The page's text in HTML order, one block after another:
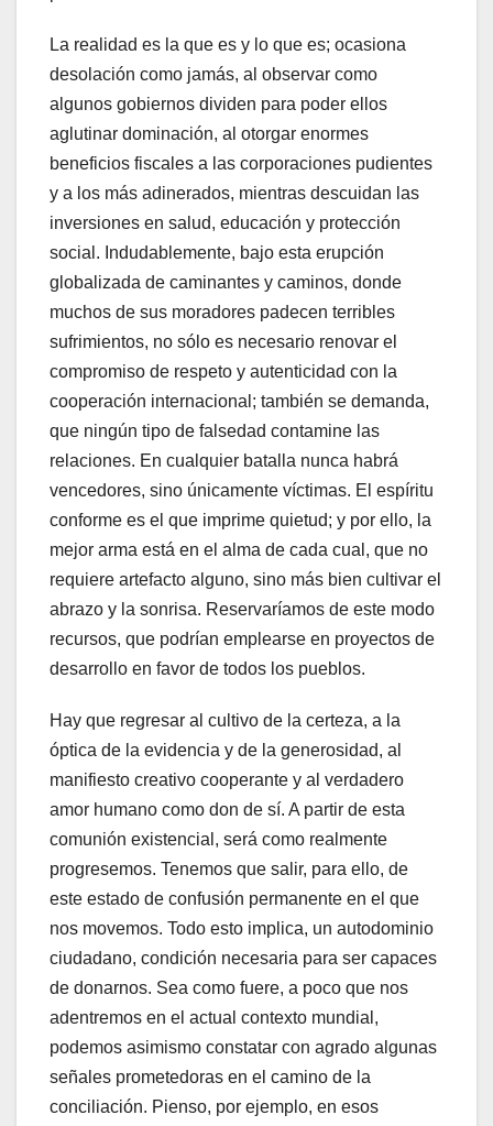
La realidad es la que es y lo que es; ocasiona
desolación como jamás, al observar como
algunos gobiernos dividen para poder ellos
aglutinar dominación, al otorgar enormes
beneficios fiscales a las corporaciones pudientes
y a los más adinerados, mientras descuidan las
inversiones en salud, educación y protección
social. Indudablemente, bajo esta erupción
globalizada de caminantes y caminos, donde
muchos de sus moradores padecen terribles
sufrimientos, no sólo es necesario renovar el
compromiso de respeto y autenticidad con la
cooperación internacional; también se demanda,
que ningún tipo de falsedad contamine las
relaciones. En cualquier batalla nunca habrá
vencedores, sino únicamente víctimas. El espíritu
conforme es el que imprime quietud; y por ello, la
mejor arma está en el alma de cada cual, que no
requiere artefacto alguno, sino más bien cultivar el
abrazo y la sonrisa. Reservaríamos de este modo
recursos, que podrían emplearse en proyectos de
desarrollo en favor de todos los pueblos.
Hay que regresar al cultivo de la certeza, a la
óptica de la evidencia y de la generosidad, al
manifiesto creativo cooperante y al verdadero
amor humano como don de sí. A partir de esta
comunión existencial, será como realmente
progresemos. Tenemos que salir, para ello, de
este estado de confusión permanente en el que
nos movemos. Todo esto implica, un autodominio
ciudadano, condición necesaria para ser capaces
de donarnos. Sea como fuere, a poco que nos
adentremos en el actual contexto mundial,
podemos asimismo constatar con agrado algunas
señales prometedoras en el camino de la
conciliación. Pienso, por ejemplo, en esos